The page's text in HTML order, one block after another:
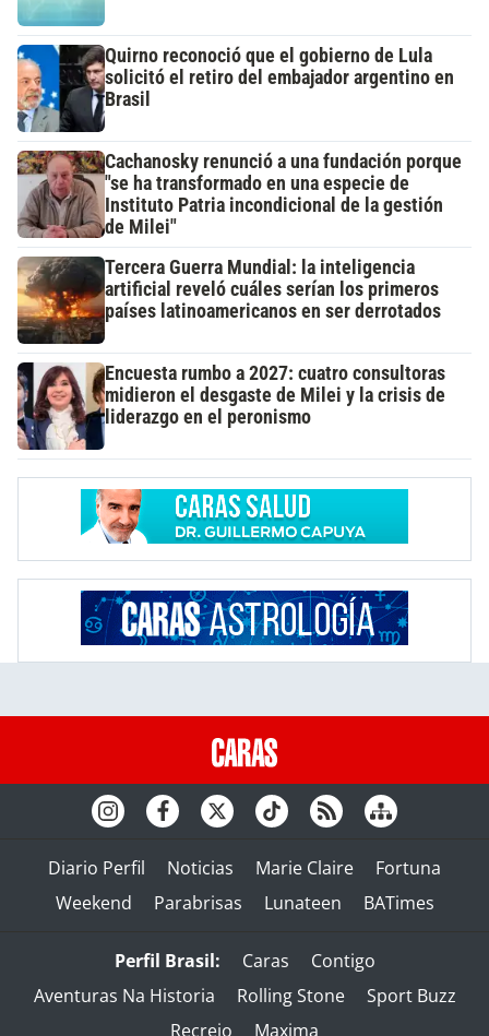
Quirno reconoció que el gobierno de Lula
solicitó el retiro del embajador argentino en
Brasil
Cachanosky renunció a una fundación porque
"se ha transformado en una especie de
Instituto Patria incondicional de la gestión
de Milei"
Tercera Guerra Mundial: la inteligencia
artificial reveló cuáles serían los primeros
países latinoamericanos en ser derrotados
Encuesta rumbo a 2027: cuatro consultoras
midieron el desgaste de Milei y la crisis de
liderazgo en el peronismo
Diario Perfil Noticias Marie Claire
Fortuna
Weekend
Parabrisas Lunateen BATimes
Perfil Brasil: Caras
Contigo
Aventuras Na Historia
Rolling Stone
Sport Buzz
Recreio
Maxima